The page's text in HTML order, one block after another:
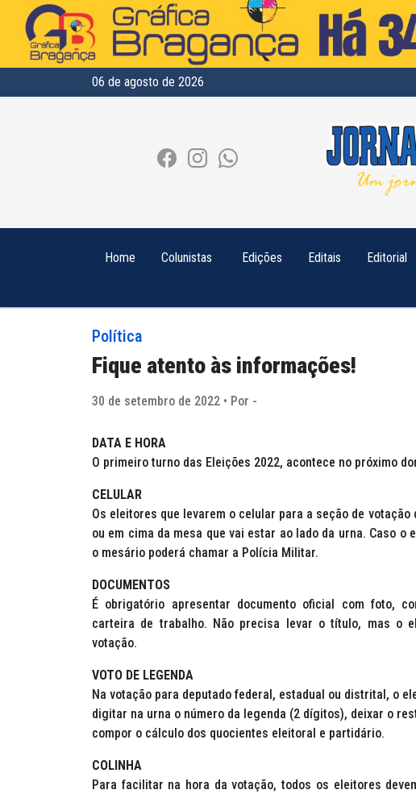
06 de agosto de 2026
Home Colunistas Edições Editais Editorial
Política
Fique atento às informações!
30 de setembro de 2022 • Por -
DATA E HORA
O primeiro turno das Eleições 2022, acontece no próximo
CELULAR
Os eleitores que levarem o celular para a seção de
ou em cima da mesa que vai estar ao lado da urna. Caso
o mesário poderá chamar a Polícia Militar.
DOCUMENTOS
É obrigatório apresentar documento oficial com foto,
carteira de trabalho. Não precisa levar o título, mas o
votação.
VOTO DE LEGENDA
Na votação para deputado federal, estadual ou distrital, o
digitar na urna o número da legenda (2 dígitos), deixar o
compor o cálculo dos quocientes eleitoral e partidário.
COLINHA
Para facilitar na hora da votação, todos os eleitores